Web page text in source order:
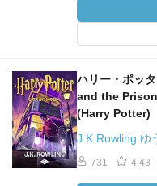
ハリー・ポッ
and the
(Harry Potter)
J.K.Rowling ゆ
731 4.43